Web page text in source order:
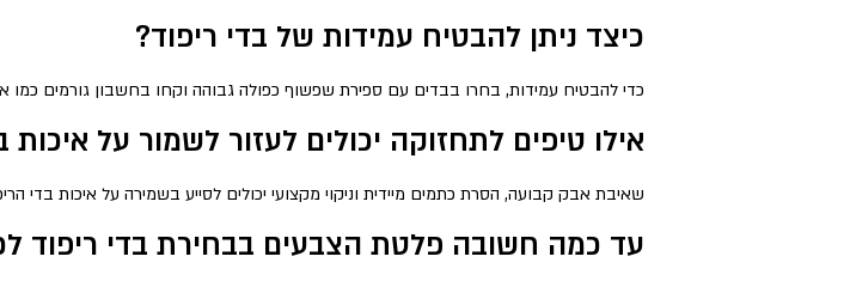
כיצד ניתן להבטיח עמידות של בדי ריפוד?
כדי להבטיח עמידות, בחרו בבדים עם ספירת שפשוף כפולה גבוהה וקחו בחשבון גורמים כמו
אילו טיפים לתחזוקה יכולים לעזור לשמור על איכות
שאיבת אבק קבועה, הסרת כתמים מיידית וניקוי מקצועי יכולים לסייע בשמירה על איכות בדי
עד כמה חשובה פלטת הצבעים בבחירת בדי ריפוד